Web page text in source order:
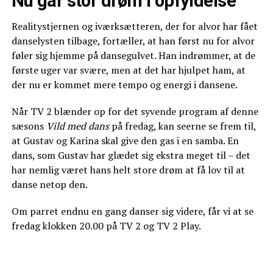
Realitystjernen og iværksætteren, der for alvor har fået
danselysten tilbage, fortæller, at han først nu for alvor
føler sig hjemme på dansegulvet. Han indrømmer, at de
første uger var svære, men at det har hjulpet ham, at
der nu er kommet mere tempo og energi i dansene.
Når TV 2 blænder op for det syvende program af denne
sæsons Vild med danspå fredag, kan seerne se frem til,
at Gustav og Karina skal give den gas i en samba. En
dans, som Gustav har glædet sig ekstra meget til – det
har nemlig været hans helt store drøm at få lov til at
danse netop den.
Om parret endnu en gang danser sig videre, får vi at se
fredag klokken 20.00 på TV 2 og TV 2 Play.